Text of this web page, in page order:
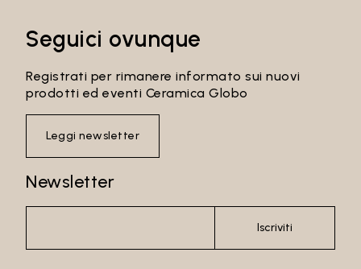
Seguici ovunque
Registrati per rimanere informato sui nuovi
prodotti ed eventi Ceramica Globo
Leggi newsletter
Newsletter
Iscriviti